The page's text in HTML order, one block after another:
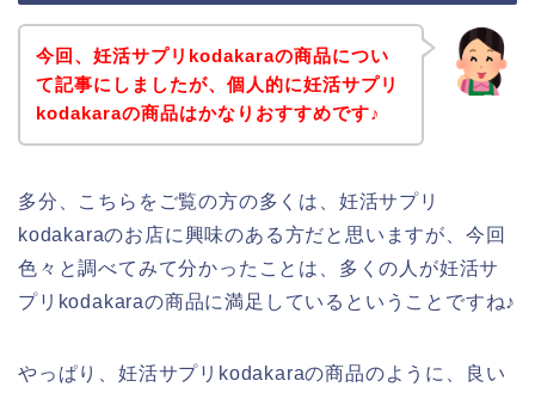
今回、妊活サプリkodakaraの商品につい
て記事にしましたが、個人的に妊活サプリ
kodakaraの商品はかなりおすすめです♪
多分、こちらをご覧の方の多くは、妊活サプリ
kodakaraのお店に興味のある方だと思いますが、今回
色々と調べてみて分かったことは、多くの人が妊活サ
プリkodakaraの商品に満足しているということですね♪
やっぱり、妊活サプリkodakaraの商品のように、良い